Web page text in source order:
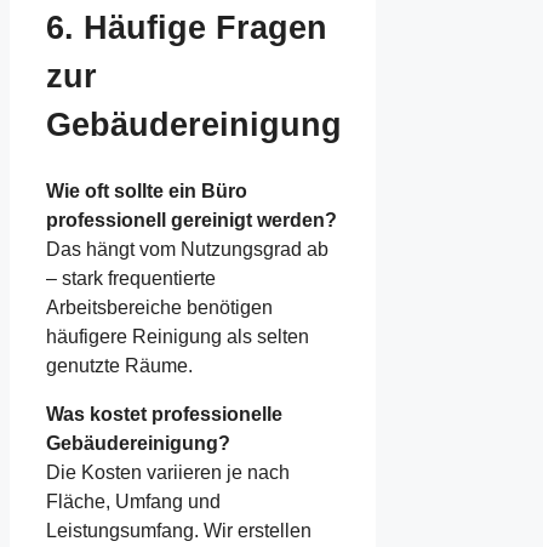
6. Häufige Fragen
zur
Gebäudereinigung
Wie oft sollte ein Büro
professionell gereinigt werden?
Das hängt vom Nutzungsgrad ab
– stark frequentierte
Arbeitsbereiche benötigen
häufigere Reinigung als selten
genutzte Räume.
Was kostet professionelle
Gebäudereinigung?
Die Kosten variieren je nach
Fläche, Umfang und
Leistungsumfang. Wir erstellen